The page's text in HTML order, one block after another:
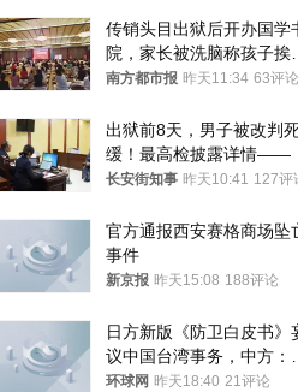
传销头目出狱后开办国学
院，家长被洗脑称孩子挨打
才有效果
南方都市报 昨天11:34 63评论
出狱前8天，男子被改判
缓！最高检披露详情——
长安街知事 昨天10:41 127评
官方通报西安赛格商场坠
事件
新京报 昨天15:08 188评论
日方新版《防卫白皮书》
议中国台湾事务，中方：强
烈不满、坚决反对，已向日
环球网 昨天18:40 21评论